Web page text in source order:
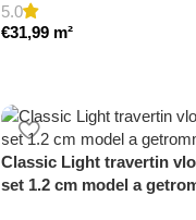
5.0
€31,99 m²
Classic Light travertin
set 1.2 cm model a